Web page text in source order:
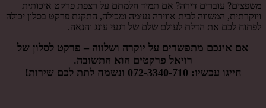
משפצים? עוברים דירה? אם תמיד חלמתם על רצפת פרקט איכותית
ויוקרתית, המשווה לבית אווירה נעימה ומכילה, התקנת פרקט בסלון יכולה
לפתוח לכם את הדלת לעולם שלם של רגעי עונג והנאה.
אם אינכם מתפשרים על יוקרה ושלווה – פרקט לסלון של
רויאל פרקטים הוא התשובה.
חייגו עכשיו: 072-3340-710 ונשמח לתת לכם שירות!